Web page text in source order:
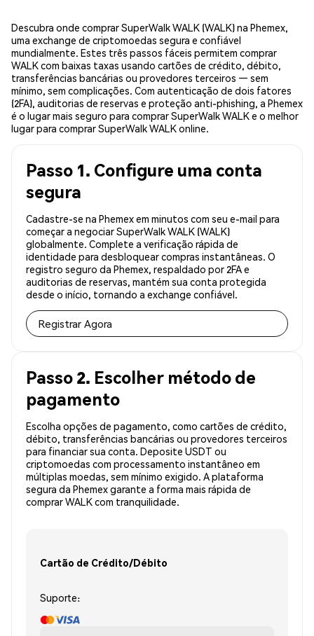
Descubra onde comprar SuperWalk WALK (WALK) na Phemex,
uma exchange de criptomoedas segura e confiável
mundialmente. Estes três passos fáceis permitem comprar
WALK com baixas taxas usando cartões de crédito, débito,
transferências bancárias ou provedores terceiros — sem
mínimo, sem complicações. Com autenticação de dois fatores
(2FA), auditorias de reservas e proteção anti-phishing, a Phemex
é o lugar mais seguro para comprar SuperWalk WALK e o melhor
lugar para comprar SuperWalk WALK online.
Passo 1. Configure uma conta
segura
Cadastre-se na Phemex em minutos com seu e-mail para
começar a negociar SuperWalk WALK (WALK)
globalmente. Complete a verificação rápida de
identidade para desbloquear compras instantâneas. O
registro seguro da Phemex, respaldado por 2FA e
auditorias de reservas, mantém sua conta protegida
desde o início, tornando a exchange confiável.
Registrar Agora
Passo 2. Escolher método de
pagamento
Escolha opções de pagamento, como cartões de crédito,
débito, transferências bancárias ou provedores terceiros
para financiar sua conta. Deposite USDT ou
criptomoedas com processamento instantâneo em
múltiplas moedas, sem mínimo exigido. A plataforma
segura da Phemex garante a forma mais rápida de
comprar WALK com tranquilidade.
Cartão de Crédito/Débito
Suporte: